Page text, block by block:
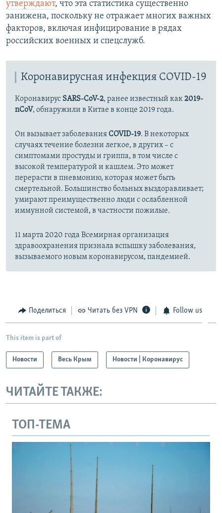
утверждают, что эта статистика существенно
занижена, поскольку не отражает многих важных
факторов, включая инфицирование в рядах
российских военных и спецслужб.
Коронавирусная инфекция COVID-19
Коронавирус SARS-CoV-2, ранее известный как2019-
nCoV, обнаружили в Китае в конце 2019 года.
Он вызывает заболеванияCOVID-19. В некоторых
случаях течение болезни легкое, в других – с
симптомами простуды и гриппа, в том числе с
высокой температурой и кашлем. Это может
перерасти в пневмонию, которая может быть
смертельной. Большинство больных выздоравливает;
умирают преимущественно люди с ослабленной
иммунной системой, в частности пожилые.
11 марта 2020 года Всемирная организация
здравоохранения признала вспышку заболевания,
вызываемого новым коронавирусом, пандемией.
Поделиться Читать без VPN Follow us
This item is part of
Новости Весь Крым Новости | Коронавирус
ЧИТАЙТЕ ТАКЖЕ:
ТОП-ТЕМА